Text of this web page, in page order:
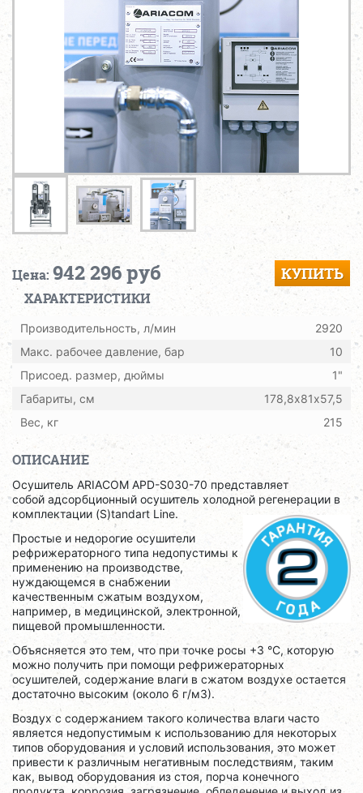
Цена: 942 296 руб КУПИТЬ
ХАРАКТЕРИСТИКИ
Производительность, л/мин
2920
Макс. рабочее давление, бар
10
Присоед. размер, дюймы
1"
Габариты, см
178,8х81х57,5
Вес, кг
215
ОПИСАНИЕ
Осушитель ARIACOM APD-S030-70 представляет
собой адсорбционный осушитель холодной регенерации в
комплектации (S)tandart Line.
Простые и недорогие осушители
рефрижераторного типа недопустимы к
применению на производстве,
нуждающемся в снабжении
качественным сжатым воздухом,
например, в медицинской, электронной,
пищевой промышленности.
Объясняется это тем, что при точке росы +3 °C, которую
можно получить при помощи рефрижераторных
осушителей, содержание влаги в сжатом воздухе остается
достаточно высоким (около 6 г/м3).
Воздух с содержанием такого количества влаги часто
является недопустимым к использованию для некоторых
типов оборудования и условий использования, это может
привести к различным негативным последствиям, таким
как, вывод оборудования из стоя, порча конечного